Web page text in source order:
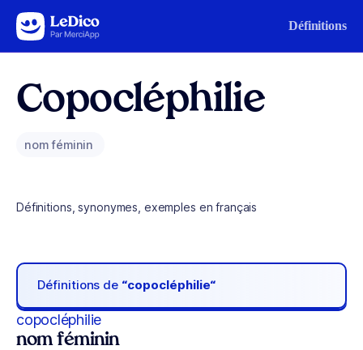
Aller au contenu Définitions
Copocléphilie
nom féminin
Définitions, synonymes, exemples en français
Définitions de “copocléphilie“
copocléphilie
nom féminin